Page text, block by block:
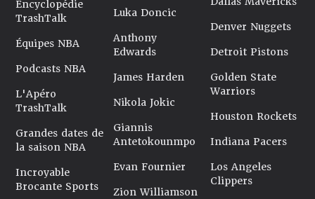
Encyclopédie
TrashTalk
Équipes NBA
Podcasts NBA
L'Apéro
TrashTalk
Grandes dates de
la saison NBA
Incroyable
Brocante Sports
Luka Doncic
Anthony
Edwards
James Harden
Nikola Jokic
Giannis
Antetokounmpo
Evan Fournier
Zion Williamson
Denver Nuggets
Detroit Pistons
Golden State
Warriors
Houston Rockets
Indiana Pacers
Los Angeles
Clippers